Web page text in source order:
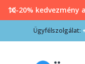
Ügyfélszolgálat:
10-20% kedvezmény